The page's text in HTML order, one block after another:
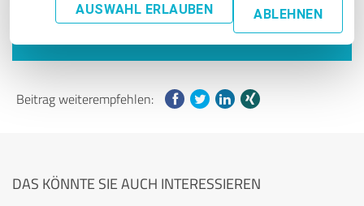
AUSWAHL ERLAUBEN ABLEHNEN
JETZT STARTEN
Beitrag weiterempfehlen:
DAS KÖNNTE SIE AUCH INTERESSIEREN